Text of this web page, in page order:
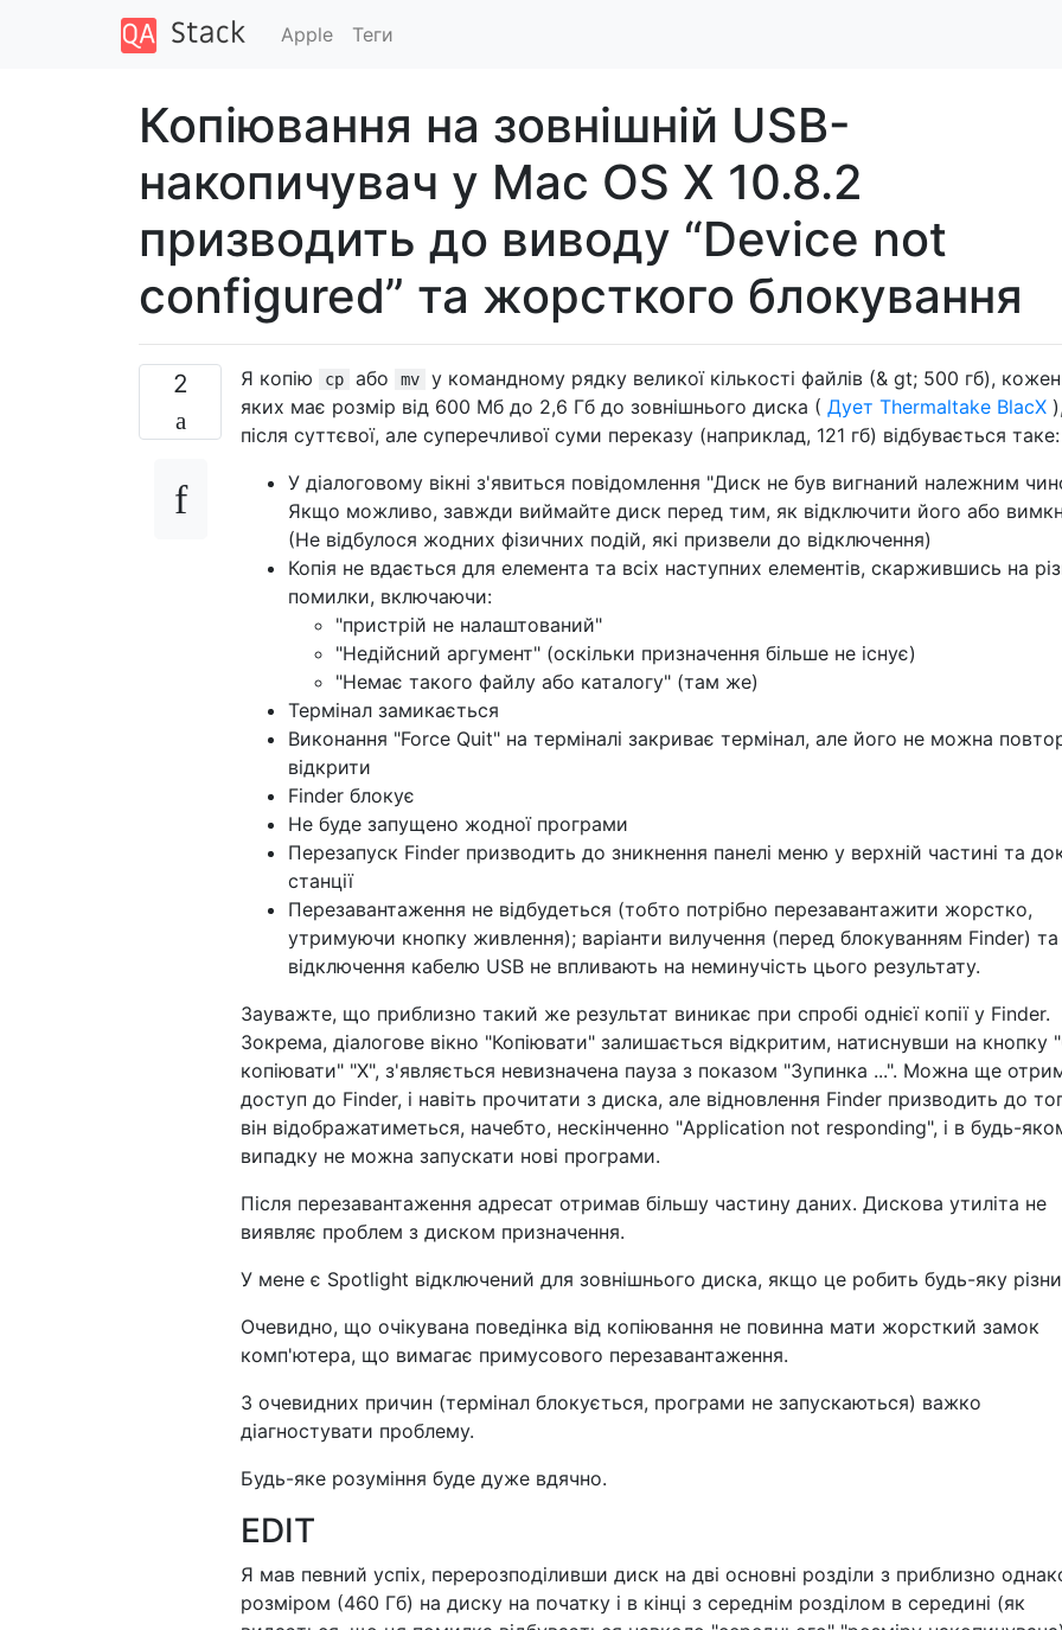
Apple Теги
Копіювання на зовнішній USB-
накопичувач у Mac OS X 10.8.2
призводить до виводу “Device not
configured” та жорсткого блокування
2 Я копію cp або mv
у командному рядку великої кількості файлів (& gt; 500 гб),
яких має розмір від 600 Мб до 2,6 Гб до зовнішнього диска ( Дует Thermaltake BlacX
після суттєвої, але суперечливої ​​суми переказу (наприклад, 121 гб) відбувається таке:
У діалоговому вікні з'явиться повідомлення "Диск не був вигнаний належним
Якщо можливо, завжди виймайте диск перед тим, як відключити його або
(Не відбулося жодних фізичних подій, які призвели до відключення)
Копія не вдається для елемента та всіх наступних елементів, скаржившись на
помилки, включаючи:
"пристрій не налаштований"
"Недійсний аргумент" (оскільки призначення більше не існує)
"Немає такого файлу або каталогу" (там же)
Термінал замикається
Виконання "Force Quit" на терміналі закриває термінал, але його не можна
відкрити
Finder блокує
Не буде запущено жодної програми
Перезапуск Finder призводить до зникнення панелі меню у верхній частині та
станції
Перезавантаження не відбудеться (тобто потрібно перезавантажити жорстко,
утримуючи кнопку живлення); варіанти вилучення (перед блокуванням Finder) та
відключення кабелю USB не впливають на неминучість цього результату.
Зауважте, що приблизно такий же результат виникає при спробі однієї копії у Finder.
Зокрема, діалогове вікно "Копіювати" залишається відкритим, натиснувши на кнопку
копіювати" "X", з'являється невизначена пауза з показом "Зупинка ...". Можна ще
доступ до Finder, і навіть прочитати з диска, але відновлення Finder призводить до
він відображатиметься, начебто, нескінченно "Application not responding", і в будь-
випадку не можна запускати нові програми.
Після перезавантаження адресат отримав більшу частину даних. Дискова утиліта не
виявляє проблем з диском призначення.
У мене є Spotlight відключений для зовнішнього диска, якщо це робить будь-яку
Очевидно, що очікувана поведінка від копіювання не повинна мати жорсткий замок
комп'ютера, що вимагає примусового перезавантаження.
З очевидних причин (термінал блокується, програми не запускаються) важко
діагностувати проблему.
Будь-яке розуміння буде дуже вдячно.
EDIT
Я мав певний успіх, перерозподіливши диск на дві основні розділи з приблизно
розміром (460 Гб) на диску на початку і в кінці з середнім розділом в середині (як